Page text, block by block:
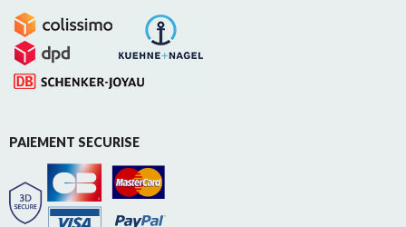
PAIEMENT SECURISE